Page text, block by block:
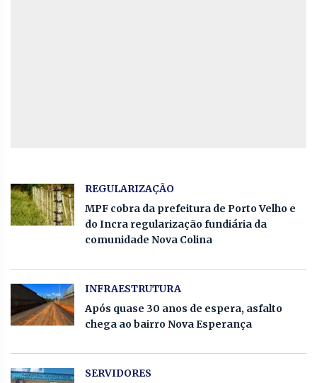
REGULARIZAÇÃO
MPF cobra da prefeitura de Porto Velho e
do Incra regularização fundiária da
comunidade Nova Colina
INFRAESTRUTURA
Após quase 30 anos de espera, asfalto
chega ao bairro Nova Esperança
SERVIDORES